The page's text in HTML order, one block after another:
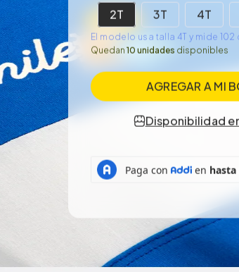
2T
3T 4T
El modelo usa talla 4T y mide 102
Quedan 10 unidades disponibles
AGREGAR A MI
Disponibilidad